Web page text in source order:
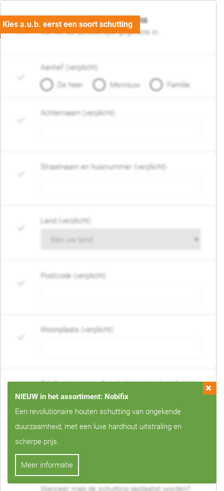
06. Persoonlijke gegevens
Vul hier uw persoonlijke gegevens in..
Aanhef (verplicht)
De heer
Mevrouw Familie
Achternaam (verplicht)
Straatnaam en huisnummer (verplicht)
Land (verplicht)
Postcode (verplicht)
Woonplaats (verplicht)
Telefoonnummer of mobiel nummer (verplicht)
E-mail adres (verplicht)
Wanneer mag de schutting geplaatst worden?
NIEUW in het assortiment: Nobifix
Een revolutionaire houten schutting van ongekende
duurzaamheid, met een luxe hardhout uitstraling en
scherpe prijs.
Meer informatie